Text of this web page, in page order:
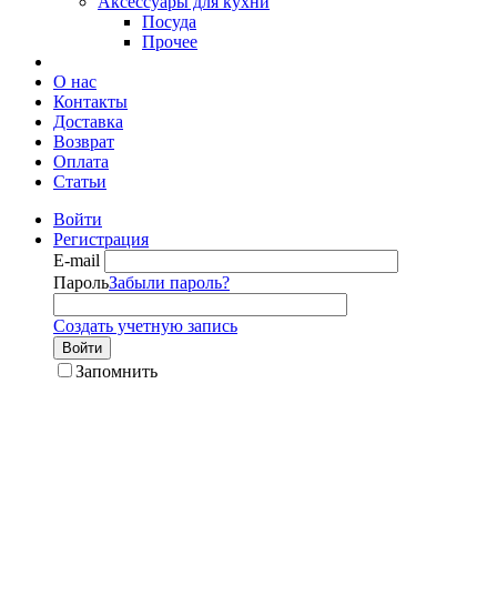
Посуда
Прочее
О нас
Контакты
Доставка
Возврат
Оплата
Статьи
Войти
Регистрация
E-mail
ПарольЗабыли пароль?
Создать учетную запись
Войти
Запомнить